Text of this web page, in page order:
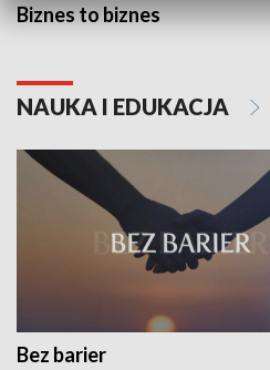
Biznes to biznes
NAUKA I EDUKACJA
Bez barier